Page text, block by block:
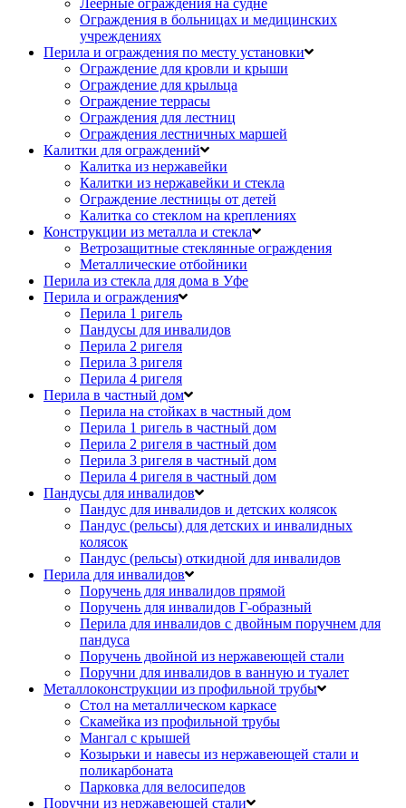
Ограждения в больницах и медицинских
учреждениях
Перила и ограждения по месту установки
Ограждение для кровли и крыши
Ограждение для крыльца
Ограждение террасы
Ограждения для лестниц
Ограждения лестничных маршей
Калитки для ограждений
Калитка из нержавейки
Калитки из нержавейки и стекла
Ограждение лестницы от детей
Калитка со стеклом на креплениях
Конструкции из металла и стекла
Ветрозащитные стеклянные ограждения
Металлические отбойники
Перила из стекла для дома в Уфе
Перила и ограждения
Перила 1 ригель
Пандусы для инвалидов
Перила 2 ригеля
Перила 3 ригеля
Перила 4 ригеля
Перила в частный дом
Перила на стойках в частный дом
Перила 1 ригель в частный дом
Перила 2 ригеля в частный дом
Перила 3 ригеля в частный дом
Перила 4 ригеля в частный дом
Пандусы для инвалидов
Пандус для инвалидов и детских колясок
Пандус (рельсы) для детских и инвалидных
колясок
Пандус (рельсы) откидной для инвалидов
Перила для инвалидов
Поручень для инвалидов прямой
Поручень для инвалидов Г-образный
Перила для инвалидов с двойным поручнем для
пандуса
Поручень двойной из нержавеющей стали
Поручни для инвалидов в ванную и туалет
Металлоконструкции из профильной трубы
Стол на металлическом каркасе
Скамейка из профильной трубы
Мангал с крышей
Козырьки и навесы из нержавеющей стали и
поликарбоната
Парковка для велосипедов
Поручни из нержавеющей стали